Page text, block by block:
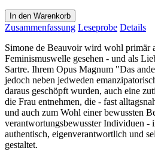
In den Warenkorb
Zusammenfassung Leseprobe Details
Simone de Beauvoir wird wohl primär
Feminismuswelle gesehen - und als
Sartre. Ihrem Opus Magnum "Das
jedoch neben jedweden
daraus geschöpft wurden, auch eine
die Frau entnehmen, die - fast
und auch zum Wohl einer bewussten
verantwortungsbewusster Individuen -
authentisch, eigenverantwortlich und
gestaltet.